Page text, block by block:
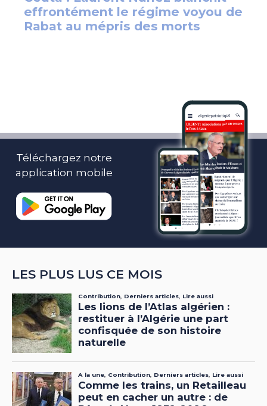
Téléchargez notre
application mobile
LES PLUS LUS CE MOIS